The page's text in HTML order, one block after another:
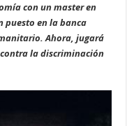
con un master en
puesto en la banca
Ahora, jugará
la discriminación